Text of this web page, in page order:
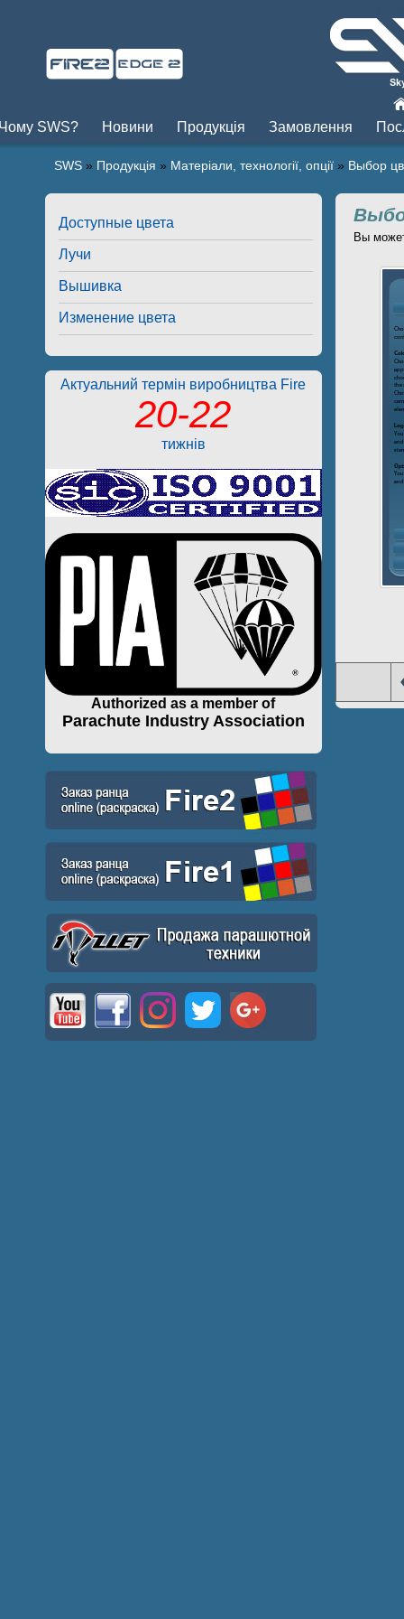
SWS? Новини Продукція Замовлення
SWS » Продукція » Матеріали, технології, опції » Выбор
Доступные цвета
Лучи
Вышивка
Изменение цвета
Актуальний термін виробництва Fire
20-22
тижнів
Authorized as a member of
Parachute Industry Association
Вы